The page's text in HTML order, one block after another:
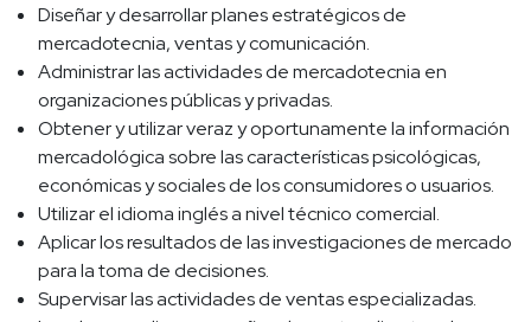
Diseñar y desarrollar planes estratégicos de
mercadotecnia, ventas y comunicación.
Administrar las actividades de mercadotecnia en
organizaciones públicas y privadas.
Obtener y utilizar veraz y oportunamente la información
mercadológica sobre las características psicológicas,
económicas y sociales de los consumidores o usuarios.
Utilizar el idioma inglés a nivel técnico comercial.
Aplicar los resultados de las investigaciones de mercado
para la toma de decisiones.
Supervisar las actividades de ventas especializadas.